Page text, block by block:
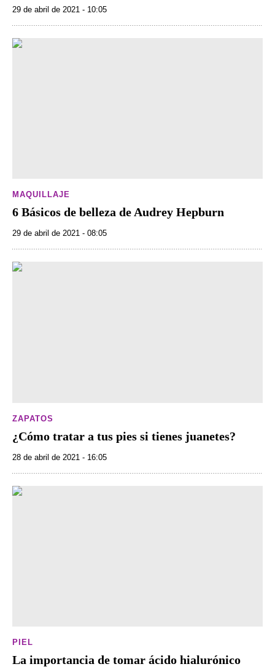
29 de abril de 2021 - 10:05
MAQUILLAJE
6 Básicos de belleza de Audrey Hepburn
29 de abril de 2021 - 08:05
ZAPATOS
¿Cómo tratar a tus pies si tienes juanetes?
28 de abril de 2021 - 16:05
PIEL
La importancia de tomar ácido hialurónico